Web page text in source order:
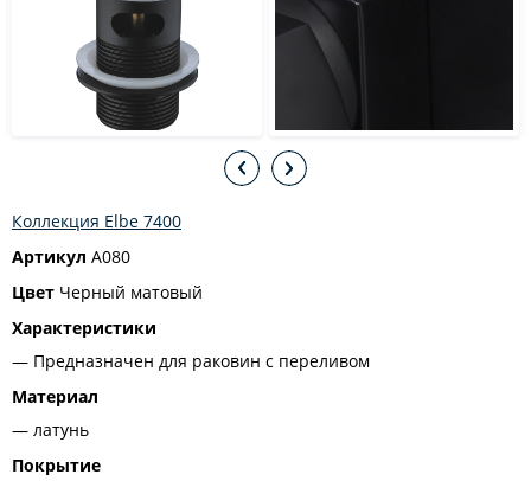
Коллекция Elbe 7400
Артикул A080
Цвет Черный матовый
Характеристики
Предназначен для раковин с переливом
Материал
латунь
Покрытие